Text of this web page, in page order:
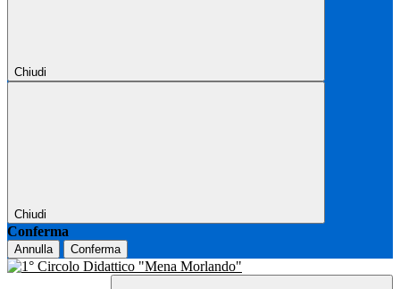
Chiudi
Chiudi
Conferma
Annulla Conferma